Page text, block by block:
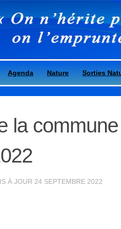
Agenda Nature Sorties
la
À JOUR 24 SEPTEMBRE 2022